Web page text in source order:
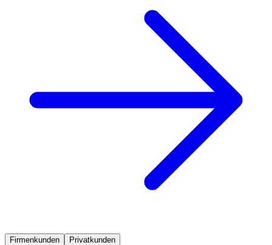
Firmenkunden Privatkunden